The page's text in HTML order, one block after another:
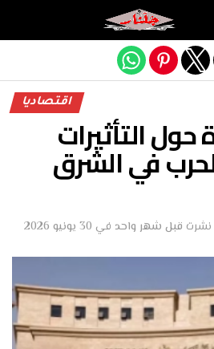
اقتصاديا
التأثيرات
في الشرق
نشرت قبل شهر واحد في 30 يونيو 2026
Exit mobile